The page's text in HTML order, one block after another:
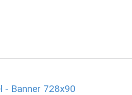
- Banner 728x90